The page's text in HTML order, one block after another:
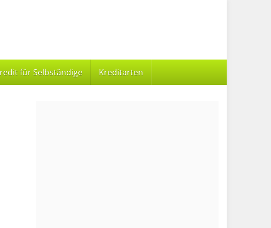
für Selbständige Kreditarten